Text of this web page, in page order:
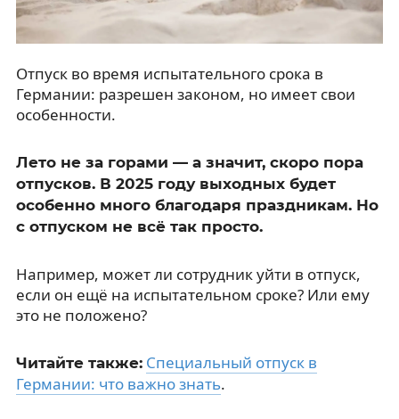
Отпуск во время испытательного срока в
Германии: разрешен законом, но имеет свои
особенности.
Лето не за горами — а значит, скоро пора
отпусков. В 2025 году выходных будет
особенно много благодаря праздникам. Но
с отпуском не всё так просто.
Например, может ли сотрудник уйти в отпуск,
если он ещё на испытательном сроке? Или ему
это не положено?
Читайте также: Специальный отпуск в
Германии: что важно знать.